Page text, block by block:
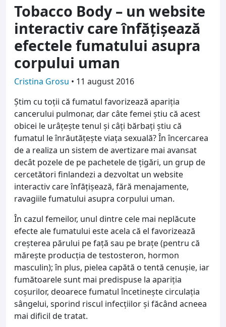
Tobacco Body – un website
interactiv care înfățișează
efectele fumatului asupra
corpului uman
Cristina Grosu • 11 august 2016
Ştim cu toţii că fumatul favorizează apariţia
cancerului pulmonar, dar câte femei ştiu că acest
obicei le urâţeşte tenul şi câţi bărbaţi ştiu că
fumatul le înrăutăţeşte viaţa sexuală? În încercarea
de a realiza un sistem de avertizare mai avansat
decât pozele de pe pachetele de ţigări, un grup de
cercetători finlandezi a dezvoltat un website
interactiv care înfăţişează, fără menajamente,
ravagiile fumatului asupra corpului uman.
În cazul femeilor, unul dintre cele mai neplăcute
efecte ale fumatului este acela că el favorizează
creşterea părului pe faţă sau pe braţe (pentru că
măreşte producţia de testosteron, hormon
masculin); în plus, pielea capătă o tentă cenuşie, iar
fumătoarele sunt mai predispuse la apariţia
coşurilor, deoarece fumatul încetineşte circulaţia
sângelui, sporind riscul infecţiilor şi făcând acneea
mai dificil de tratat.